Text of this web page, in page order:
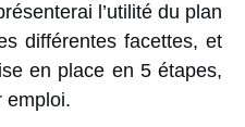
l’utilité du plan
différentes facettes, et
en place en 5 étapes,
emploi.